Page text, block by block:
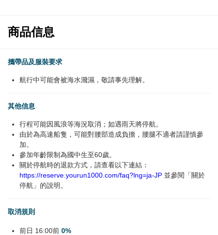
商品信息
攜帶品及服裝要求
航行中可能會被海水濺濕，敬請事先理解。
其他信息
行程可能因風浪等海況取消；如遇雨天將停航。
由於為高速船隻，可能對腰部造成負擔，腰腿不適者請謹慎參
加。
參加年齡限制為國中生至60歲。
關於停航時的退款方式，請查看以下連結：
https://reserve.yourun1000.com/faq?lng=ja-JP 並參閱「關於
停航」的說明。
取消規則
前日 16:00前 0%